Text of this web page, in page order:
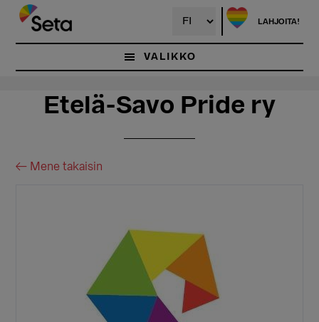
Hyppää
pääsisältöön
Hyppää
ensisijaiseen
sivupalkkiin
LAHJOITA!
VALIKKO
Etelä-Savo Pride ry
← Mene takaisin